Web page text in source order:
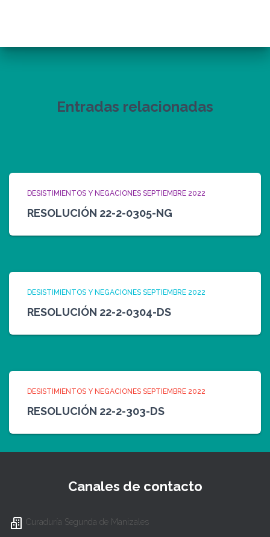
Entradas relacionadas
DESISTIMIENTOS Y NEGACIONES SEPTIEMBRE 2022
RESOLUCIÓN 22-2-0305-NG
DESISTIMIENTOS Y NEGACIONES SEPTIEMBRE 2022
RESOLUCIÓN 22-2-0304-DS
DESISTIMIENTOS Y NEGACIONES SEPTIEMBRE 2022
RESOLUCIÓN 22-2-303-DS
Canales de contacto
Curaduría Segunda de Manizales